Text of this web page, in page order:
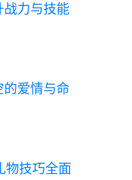
力与技能
爱情与命
物技巧全面